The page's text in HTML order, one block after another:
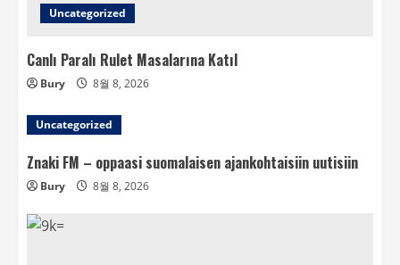
Uncategorized
Canlı Paralı Rulet Masalarına Katıl
Bury 8월 8, 2026
Uncategorized
Znaki FM – oppaasi suomalaisen ajankohtaisiin uutisiin
Bury 8월 8, 2026